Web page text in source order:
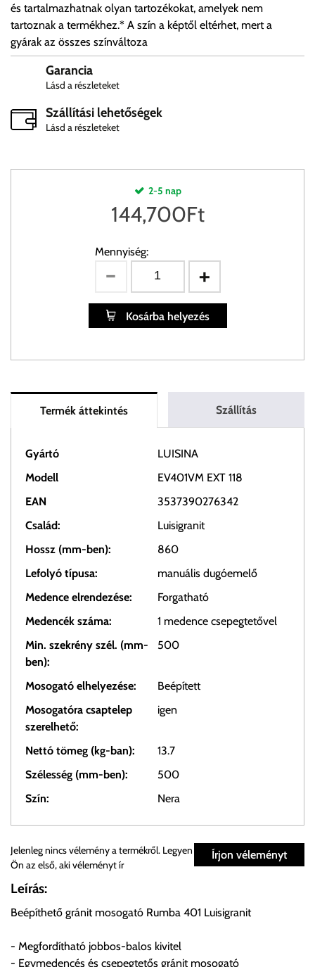
és tartalmazhatnak olyan tartozékokat, amelyek nem
tartoznak a termékhez.* A szín a képtől eltérhet, mert a
gyárak az összes színváltoza
Garancia
Lásd a részleteket
Szállítási lehetőségek
Lásd a részleteket
2-5 nap
144,700Ft
Mennyiség:
Kosárba helyezés
Termék áttekintés Szállítás
Gyártó
LUISINA
Modell
EV401VM EXT 118
EAN
3537390276342
Család:
Luisigranit
Hossz (mm-ben):
860
Lefolyó típusa:
manuális dugóemelő
Medence elrendezése:
Forgatható
Medencék száma:
1 medence csepegtetővel
Min. szekrény szél. (mm-
ben):
500
Mosogató elhelyezése:
Beépített
Mosogatóra csaptelep
szerelhető:
igen
Nettó tömeg (kg-ban):
13.7
Szélesség (mm-ben):
500
Szín:
Nera
Személyes átvétel:
Önnek lehetősége van rendelését a beérkezést követően
ingyenesen átvenni Budapesti Cégcsoportunk Stúdiójában
előre egyeztetett időpontban.
Cím:1133 Budapest, Váci út 100.
Írjon véleményt
Jelenleg nincs vélemény a termékről. Legyen
Ön az első, aki véleményt ír
Leírás:
Beépíthető gránit mosogató Rumba 401 Luisigranit
- Megfordítható jobbos-balos kivitel
- Egymedencés és csepegtetős gránit mosogató